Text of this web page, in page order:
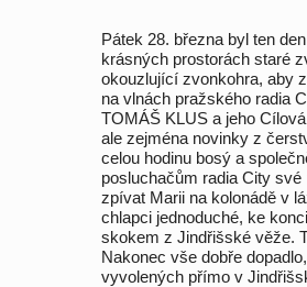
Pátek 28. března byl ten
krásných prostorách staré
okouzlující zvonkohra, aby
na vlnách pražského radia
TOMÁŠ KLUS a jeho
ale zejména novinky z
celou hodinu bosý a
posluchačům radia City
zpívat Marii na kolonádě v
chlapci jednoduché, ke
skokem z Jindřišské věže.
Nakonec vše dobře
vyvolených přímo v